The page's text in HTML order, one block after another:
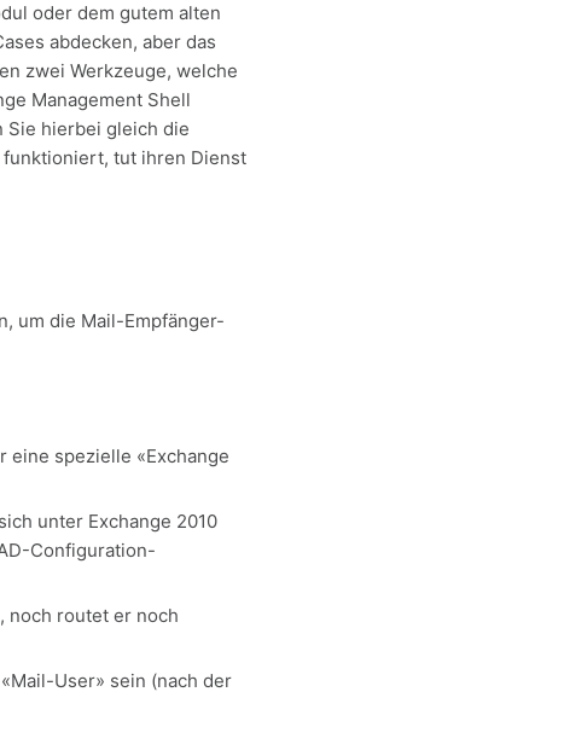
oder dem gutem alten
abdecken, aber das
zwei Werkzeuge, welche
Management Shell
Sie hierbei gleich die
funktioniert, tut ihren Dienst
um die Mail-Empfänger-
eine spezielle «Exchange
unter Exchange 2010
Configuration-
noch routet er noch
User» sein (nach der